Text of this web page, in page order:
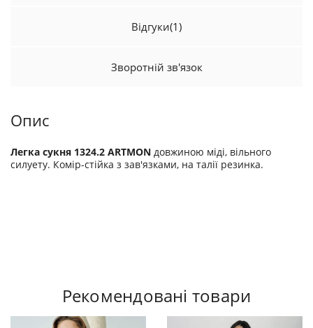
Відгуки(1)
Зворотній зв'язок
Опис
Легка сукня 1324.2 ARTMON довжиною міді, вільного
силуету. Комір-стійка з зав'язками, на талії резинка.
Рекомендовані товари